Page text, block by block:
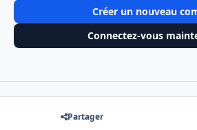
Créer un nouveau
Connectez-vous
Partager